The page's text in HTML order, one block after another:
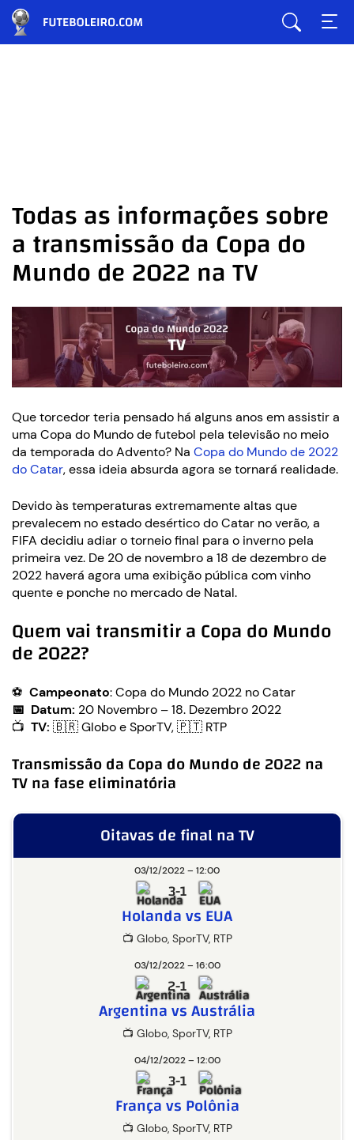
Todas as informações sobre
a transmissão da Copa do
Mundo de 2022 na TV
Que torcedor teria pensado há alguns anos em assistir a
uma Copa do Mundo de futebol pela televisão no meio
da temporada do Advento? Na Copa do Mundo de 2022
do Catar, essa ideia absurda agora se tornará realidade.
Devido às temperaturas extremamente altas que
prevalecem no estado desértico do Catar no verão, a
FIFA decidiu adiar o torneio final para o inverno pela
primeira vez. De 20 de novembro a 18 de dezembro de
2022 haverá agora uma exibição pública com vinho
quente e ponche no mercado de Natal.
Quem vai transmitir a Copa do Mundo
de 2022?
⚽ Campeonato: Copa do Mundo 2022 no Catar
📅 Datum: 20 Novembro – 18. Dezembro 2022
📺 TV: 🇧🇷 Globo e SporTV, 🇵🇹 RTP
Transmissão da Copa do Mundo de 2022 na
TV na fase eliminatória
Oitavas de final na TV
03/12/2022 – 12:00
📺 Globo, SporTV, RTP
3-1
Holanda vs EUA
03/12/2022 – 16:00
📺 Globo, SporTV, RTP
2-1
Argentina vs Austrália
04/12/2022 – 12:00
📺 Globo, SporTV, RTP
3-1
França vs Polônia